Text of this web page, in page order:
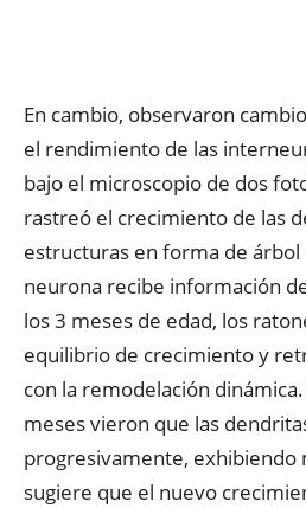
En cambio, observaron
el rendimiento de las
bajo el microscopio de dos
rastreó el crecimiento de las
estructuras en forma de árbol
neurona recibe información
los 3 meses de edad, los
equilibrio de crecimiento y
con la remodelación
meses vieron que las
progresivamente, exhibiendo
sugiere que el nuevo